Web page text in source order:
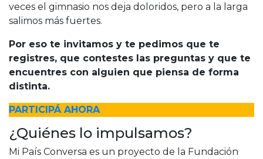
veces el gimnasio nos deja doloridos, pero a la larga
salimos más fuertes.
Por eso te invitamos y te pedimos que te
registres, que contestes las preguntas y que te
encuentres con alguien que piensa de forma
distinta.
PARTICIPÁ AHORA
¿Quiénes lo impulsamos?
Mi País Conversa es un proyecto de la Fundación